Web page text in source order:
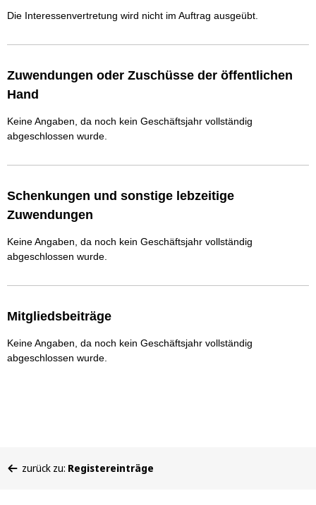
Die Interessenvertretung wird nicht im Auftrag ausgeübt.
Zuwendungen oder Zuschüsse der öffentlichen
Hand
Keine Angaben, da noch kein Geschäftsjahr vollständig
abgeschlossen wurde.
Schenkungen und sonstige lebzeitige
Zuwendungen
Keine Angaben, da noch kein Geschäftsjahr vollständig
abgeschlossen wurde.
Mitgliedsbeiträge
Keine Angaben, da noch kein Geschäftsjahr vollständig
abgeschlossen wurde.
befinden
zurück zu: Registereinträge